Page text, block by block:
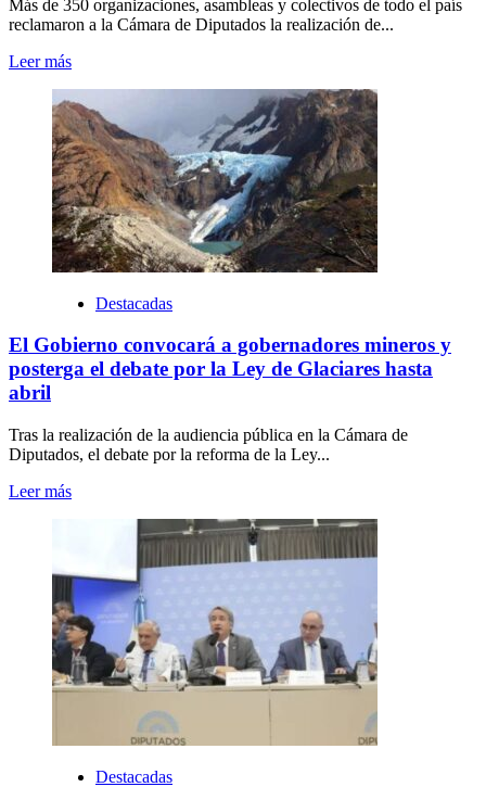
Más de 350 organizaciones, asambleas y colectivos de todo el país
reclamaron a la Cámara de Diputados la realización de...
Leer más
Destacadas
El Gobierno convocará a gobernadores mineros y
posterga el debate por la Ley de Glaciares hasta
abril
Tras la realización de la audiencia pública en la Cámara de
Diputados, el debate por la reforma de la Ley...
Leer más
Destacadas